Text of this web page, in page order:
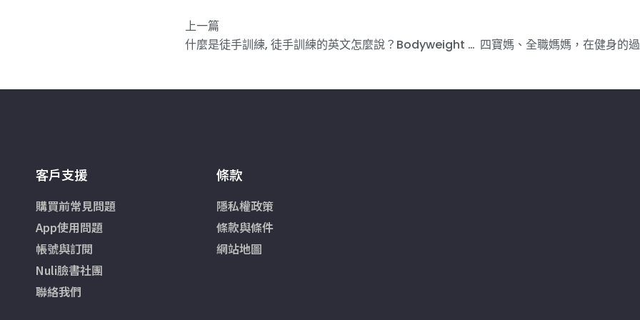
上一篇
什麼是徒手訓練, 徒手訓練的英文怎麼說？Bodyweight Training
客戶支援
購買前常見問題
App使用問題
帳號與訂閱
Nuli臉書社團
聯絡我們
條款
隱私權政策
條款與條件
網站地圖